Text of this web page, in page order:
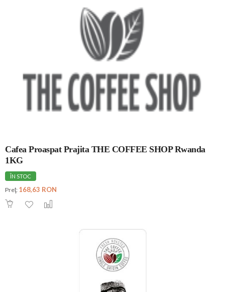
Cafea Proaspat Prajita THE COFFEE SHOP Rwanda
1KG
ÎN STOC
Preţ: 168,63 RON